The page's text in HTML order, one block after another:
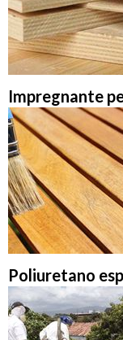
Impregnante
Poliuretano